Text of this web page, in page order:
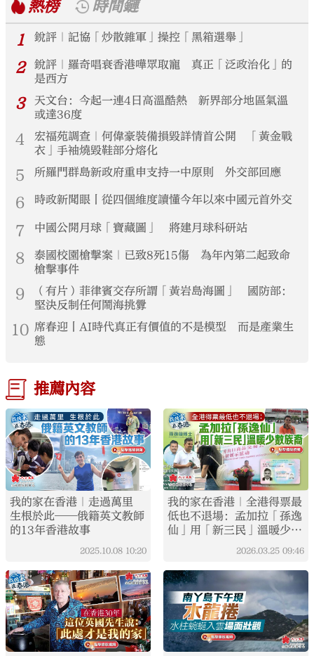
熱榜
時間鏈
1
銳評｜記協「炒散雜軍」操控「黑箱選舉」
2
銳評｜羅奇唱衰香港嘩眾取寵 真正「泛政治化」的
是西方
3
天文台：今起一連4日高溫酷熱 新界部分地區氣溫
或達36度
4
宏福苑調查｜何偉豪裝備損毀詳情首公開 「黃金戰
衣」手袖燒毀鞋部分熔化
5 所羅門群島新政府重申支持一中原則 外交部回應
6 時政新聞眼丨從四個維度讀懂今年以來中國元首外交
7 中國公開月球「寶藏圖」 將建月球科研站
8
泰國校園槍擊案｜已致8死15傷 為年內第二起致命
槍擊事件
9
（有片）菲律賓交存所謂「黃岩島海圖」 國防部：
堅決反制任何鬧海挑釁
10 席春迎丨AI時代真正有價值的不是模型 而是產業生
態
推薦內容
我的家在香港｜走過萬里
生根於此——俄籍英文教師
的13年香港故事
2025.10.08 10:20
我的家在香港｜全港得票最
低也不退場：孟加拉「孫逸
仙」用「新三民」溫暖少數
2026.03.25 09:46